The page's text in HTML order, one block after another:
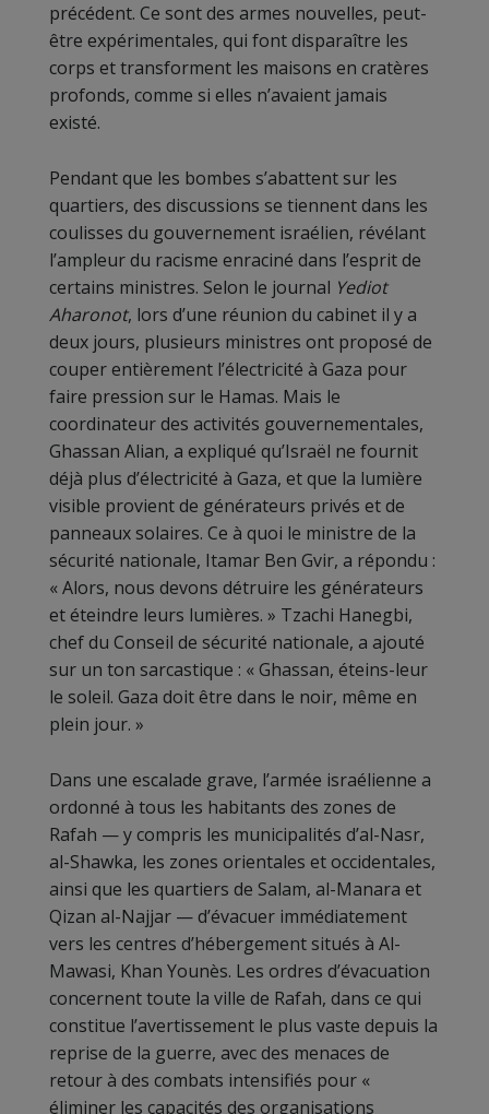
précédent. Ce sont des armes nouvelles, peut-
être expérimentales, qui font disparaître les
corps et transforment les maisons en cratères
profonds, comme si elles n’avaient jamais
existé.
Pendant que les bombes s’abattent sur les
quartiers, des discussions se tiennent dans les
coulisses du gouvernement israélien, révélant
l’ampleur du racisme enraciné dans l’esprit de
certains ministres. Selon le journal Yediot
Aharonot, lors d’une réunion du cabinet il y a
deux jours, plusieurs ministres ont proposé de
couper entièrement l’électricité à Gaza pour
faire pression sur le Hamas. Mais le
coordinateur des activités gouvernementales,
Ghassan Alian, a expliqué qu’Israël ne fournit
déjà plus d’électricité à Gaza, et que la lumière
visible provient de générateurs privés et de
panneaux solaires. Ce à quoi le ministre de la
sécurité nationale, Itamar Ben Gvir, a répondu :
« Alors, nous devons détruire les générateurs
et éteindre leurs lumières. » Tzachi Hanegbi,
chef du Conseil de sécurité nationale, a ajouté
sur un ton sarcastique : « Ghassan, éteins-leur
le soleil. Gaza doit être dans le noir, même en
plein jour. »
Dans une escalade grave, l’armée israélienne a
ordonné à tous les habitants des zones de
Rafah — y compris les municipalités d’al-Nasr,
al-Shawka, les zones orientales et occidentales,
ainsi que les quartiers de Salam, al-Manara et
Qizan al-Najjar — d’évacuer immédiatement
vers les centres d’hébergement situés à Al-
Mawasi, Khan Younès. Les ordres d’évacuation
concernent toute la ville de Rafah, dans ce qui
constitue l’avertissement le plus vaste depuis la
reprise de la guerre, avec des menaces de
retour à des combats intensifiés pour «
éliminer les capacités des organisations